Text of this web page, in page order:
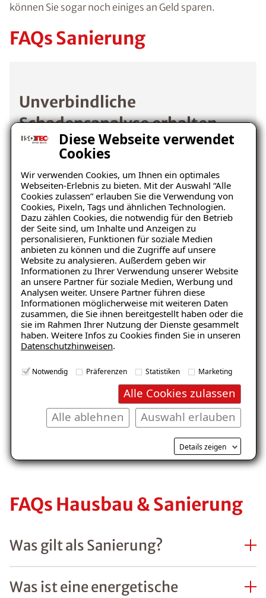
Diese Webseite verwendet
Cookies
Wir verwenden Cookies, um Ihnen ein optimales
Webseiten-Erlebnis zu bieten. Mit der Auswahl “Alle
Cookies zulassen” erlauben Sie die Verwendung von
Cookies, Pixeln, Tags und ähnlichen Technologien.
Dazu zählen Cookies, die notwendig für den Betrieb
der Seite sind, um Inhalte und Anzeigen zu
personalisieren, Funktionen für soziale Medien
anbieten zu können und die Zugriffe auf unsere
Website zu analysieren. Außerdem geben wir
Informationen zu Ihrer Verwendung unserer Website
an unsere Partner für soziale Medien, Werbung und
Analysen weiter. Unsere Partner führen diese
Informationen möglicherweise mit weiteren Daten
zusammen, die Sie ihnen bereitgestellt haben oder die
sie im Rahmen Ihrer Nutzung der Dienste gesammelt
haben. Weitere Infos zu Cookies finden Sie in unseren
Datenschutzhinweisen.
Notwendig Präferenzen Statistiken Marketing
Alle Cookies zulassen
Auswahl erlauben
Alle ablehnen
Details zeigen
können Sie sogar noch einiges an Geld sparen.
FAQs Sanierung
Unverbindliche
Schadensanalyse erhalten
Wo befindet sich der Schaden?
Keller Wohnraum
Garage/Boden
FAQs Hausbau & Sanierung
Was gilt als Sanierung?
Was ist eine energetische